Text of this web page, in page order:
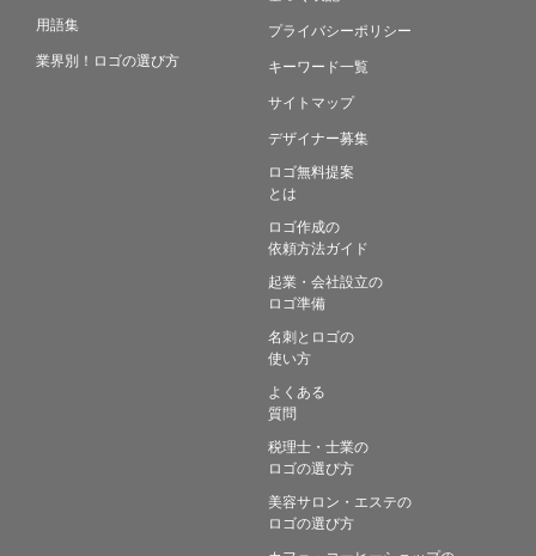
用語集
業界別！ロゴの選び方
プライバシーポリシー
キーワード一覧
サイトマップ
デザイナー募集
ロゴ無料提案
とは
ロゴ作成の
依頼方法ガイド
起業・会社設立の
ロゴ準備
名刺とロゴの
使い方
よくある
質問
税理士・士業の
ロゴの選び方
美容サロン・エステの
ロゴの選び方